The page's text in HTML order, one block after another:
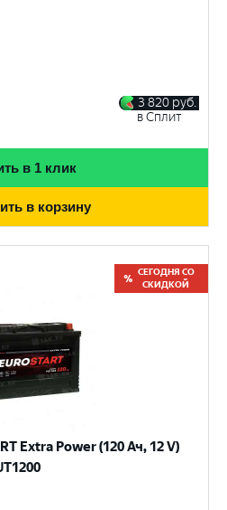
3 820 руб.
в Сплит
в 1 клик
в корзину
СЕГОДНЯ СО
СКИДКОЙ
Extra Power (120 Ач, 12 V)